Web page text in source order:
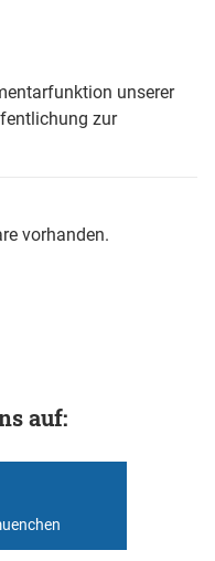
unserer
zur
vorhanden.
auf: